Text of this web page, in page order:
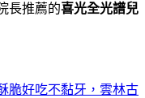
長推薦的喜光全光譜兒
脆好吃不黏牙，雲林古